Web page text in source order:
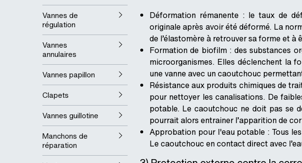
Vannes de
régulation
Vannes
annulaires
Vannes papillon
Clapets
Vannes guillotine
Manchons de
réparation
Déformation rémanente : le taux de
originale après avoir été déformé. La
de l’élastomère à retrouver sa forme et à
Formation de biofilm : des substances
microorganismes. Elles déclenchent la
une vanne avec un caoutchouc
Résistance aux produits chimiques de
pour nettoyer les canalisations. De
potable. Le caoutchouc ne doit pas se
pourrait alors entrainer l’apparition de
Approbation pour l'eau potable : Tous
Le caoutchouc en contact direct avec